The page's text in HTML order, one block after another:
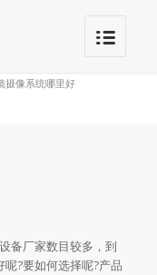
摄像系统哪里好
备厂家数目较多，到
?要如何选择呢?产品